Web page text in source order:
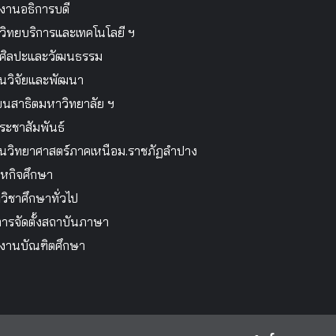
านอธิการบดี
ทยบริการและเทคโนโลยี ฯ
ลปะและวัฒนธรรม
วิจัยและพัฒนา
ยนสาธิตมหาวิทยาลัย ฯ
ะชาสัมพันธ์
วิทยาศาสตร์ภาคเหนือม.ราชภัฏลำปาง
กิจศึกษา
ชาศึกษาทั่วไป
ารจัดตั้งสถาบันภาษา
านบัณฑิตศึกษา